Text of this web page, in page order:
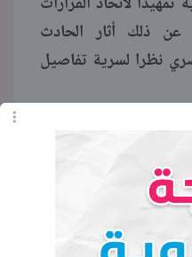
عن ذلك أثار الحادث
نظرا لسرية تفاصيل
المقاطع المصورة
القانون وحفظ